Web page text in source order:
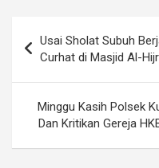
navigation
Usai Sholat Subuh
Curhat di Masjid Al-
Minggu Kasih Polsek
Dan Kritikan Gereja